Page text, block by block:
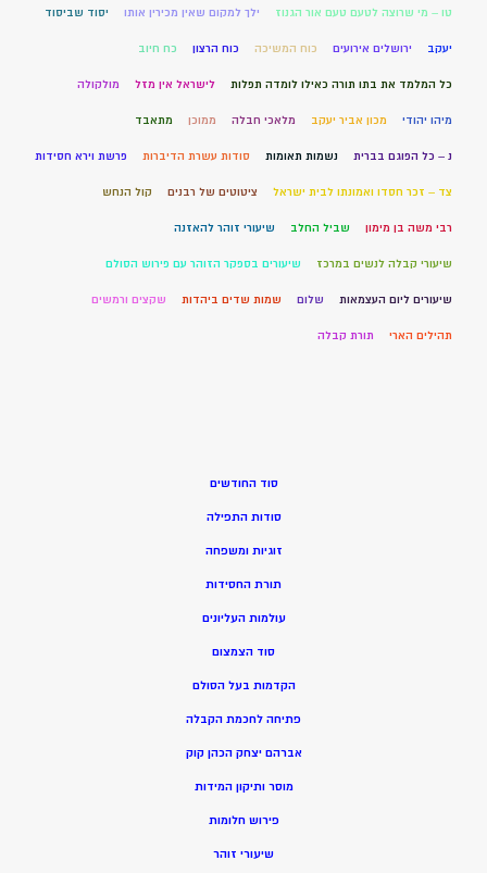
טו – מי שרוצה לטעם טעם אור הגנוז ילך למקום שאין מכירין אותו יסוד שביסוד
יעקב ירושלים אירועים כוח המשיכה כוח הרצון כח חיוב
כל המלמד את בתו תורה כאילו לומדה תפלות לישראל אין מזל מולקולה
מיהו יהודי מכון אביר יעקב מלאכי חבלה ממוכן מתאבד
נ – כל הפוגם בברית נשמות תאומות סודות עשרת הדיברות פרשת וירא חסידות
צד – זכר חסדו ואמונתו לבית ישראל ציטוטים של רבנים קול הנחש
רבי משה בן מימון שביל החלב שיעורי זוהר להאזנה
שיעורי קבלה לנשים במרכז שיעורים בספקר הזוהר עם פירוש הסולם
שיעורים ליום העצמאות שלום שמות שדים ביהדות שקצים ורמשים
תהילים הארי תורת קבלה
סוד החודשים
סודות התפילה
זוגיות ומשפחה
תורת החסידות
עולמות העליונים
סוד הצמצום
הקדמות בעל הסולם
פתיחה לחכמת הקבלה
אברהם יצחק הכהן קוק
מוסר ותיקון המידות
פירוש חלומות
שיעורי זוהר